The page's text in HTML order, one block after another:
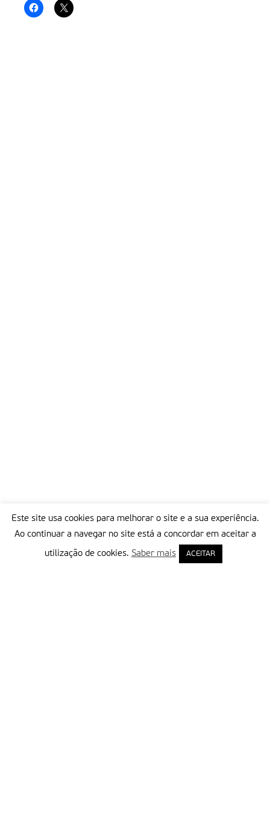
Este site usa cookies para melhorar o site e a sua experiência.
Ao continuar a navegar no site está a concordar em aceitar a
utilização de cookies. Saber mais ACEITAR